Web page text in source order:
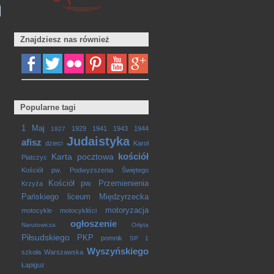
Znajdziesz nas również
Popularne tagi
1 Maj 1927 1929 1941 1943 1944
afisz dzieci Judaistyka
Karol
Piatczyc
Karta pocztowa kościół
Kościół pw. Podwyższenia Świętego
Krzyża
Kościół pw. Przemienienia
Pańskiego
liceum Międzyrzecka
motocykle motocykliści motoryzacja
Narutowicza ogłoszenie Orlęta
Piłsudskiego PKP pomnik SP 1
szkoła Warszawska Wyszyńskiego
Łapiguz